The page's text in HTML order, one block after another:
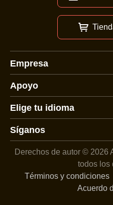
Empresa
Apoyo
Elige tu idioma
Síganos
Derechos de autor © 2026
todos los
Términos y condiciones
Acuerdo